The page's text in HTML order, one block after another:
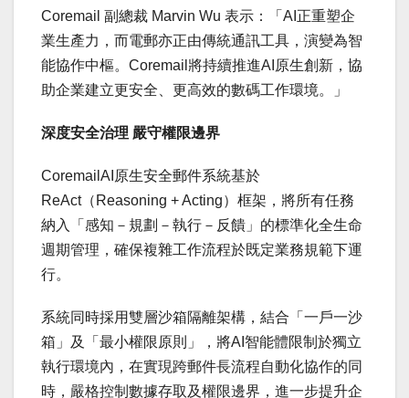
Coremail 副總裁 Marvin Wu 表示：「AI正重塑企
業生產力，而電郵亦正由傳統通訊工具，演變為智
能協作中樞。Coremail將持續推進AI原生創新，協
助企業建立更安全、更高效的數碼工作環境。」
深度安全治理 嚴守權限邊界
CoremailAI原生安全郵件系統基於
ReAct（Reasoning + Acting）框架，將所有任務
納入「感知－規劃－執行－反饋」的標準化全生命
週期管理，確保複雜工作流程於既定業務規範下運
行。
系統同時採用雙層沙箱隔離架構，結合「一戶一沙
箱」及「最小權限原則」，將AI智能體限制於獨立
執行環境內，在實現跨郵件長流程自動化協作的同
時，嚴格控制數據存取及權限邊界，進一步提升企